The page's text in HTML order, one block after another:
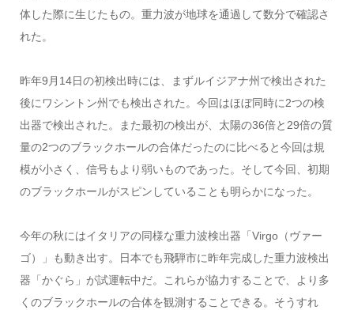
体した際に生じたもの。重力波が地球を通過して数分で確認さ
れた。
昨年9月14日の初検出時には、まずルイジアナ州で検出された
後にワシントン州でも検出された。今回はほぼ同時に2つの検
出器で検出された。また最初の検出が、太陽の36倍と29倍の質
量の2つのブラックホールの合体だったのに比べると今回は規
模が小さく、信号もより弱いものであった。そして今回、初期
のブラックホールがスピンしていることも明らかになった。
今年の秋にはイタリアの同様な重力波検出器「Virgo（ヴァー
ゴ）」も動き出す。日本でも飛騨市に昨年完成した重力波検出
器「かぐら」が試運転中だ。これらが協力することで、より多
くのブラックホールの合体を観測することできる。そうすれ